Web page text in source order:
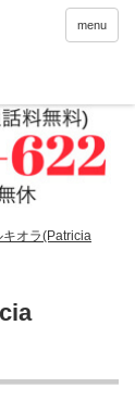
menu
オラ(Patricia